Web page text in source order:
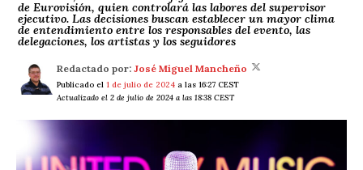
de Eurovisión, quien controlará las labores del supervisor
ejecutivo. Las decisiones buscan establecer un mayor clima
de entendimiento entre los responsables del evento, las
delegaciones, los artistas y los seguidores
Redactado por: José Miguel Mancheño
Publicado el 1 de julio de 2024 a las 16:27 CEST
Actualizado el 2 de julio de 2024 a las 18:38 CEST